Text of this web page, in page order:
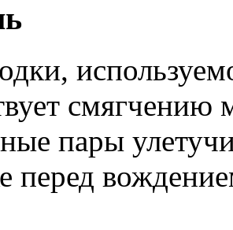
смягчению
пары
перед